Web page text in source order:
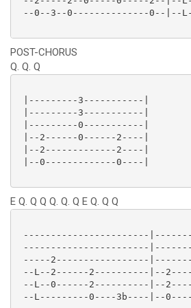
--0--3--0--------------0--|--
POST-CHORUS
Q. Q. Q
|---------3-----------|
|---------3-----------|
|---------0-----------|
|--2------0------2----|
|--2-------------2----|
|--0-------------0----|
E Q. Q Q Q. Q. Q E Q. Q Q
-----------------------
-----------------------
-----2-----------------
--L--2------2----------|--
--L--0------2----------|--
--L---------0----3b----|--